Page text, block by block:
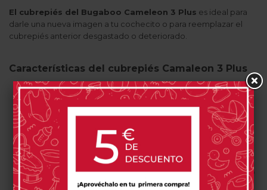
El cubrepiés del Bugaboo Cameleon 3 Plus es ideal para
darle una nueva imagen a tu cochecito o para reemplazar el
cubrepiés anterior desgastado o deteriorado.
Características del cubrepiés Camaleon 3 Plus
Tienen protección solar UPF 50+ con lo que tu
bebé estará protegido del sol en todo momento.
El cubre piés se puede lavar a máquina y no
destiñe.
Disponible en multiples colores: azul celeste, azul
petroleo, marfil, gris melange, naranja, rojo, negro y
rosa pastel
Compatible con versiones anteriores de Bugaboo
Camaleon